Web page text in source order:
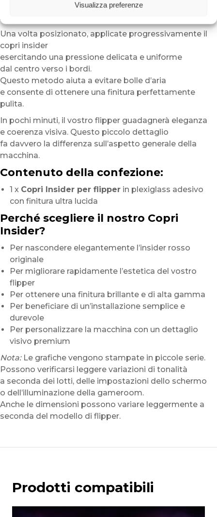
Visualizza preferenze
e ottimizza l’adesione.
Attenzione però a non surriscaldare mai il pezzo.
Una volta posizionato, applicate progressivamente il
copri insider
esercitando una pressione delicata e uniforme
dal centro verso i bordi.
Questo metodo aiuta a evitare bolle d’aria
e consente di ottenere una finitura perfettamente
pulita.
In pochi minuti, il vostro flipper guadagnerà eleganza
e coerenza visiva. Questo piccolo dettaglio
fa davvero la differenza sull’aspetto generale della
macchina.
Contenuto della confezione:
1 x Copri Insider per flipper in plexiglass adesivo
con finitura ultra lucida
Perché scegliere il nostro Copri
Insider?
Per nascondere elegantemente l’insider rosso
originale
Per migliorare rapidamente l’estetica del vostro
flipper
Per ottenere una finitura brillante e di alta gamma
Per beneficiare di un’installazione semplice e
durevole
Per personalizzare la macchina con un dettaglio
visivo premium
Nota:Le grafiche vengono stampate in piccole serie.
Possono verificarsi leggere variazioni di tonalità
a seconda dei lotti, delle impostazioni dello schermo
o dell’illuminazione della gameroom.
Anche le dimensioni possono variare leggermente a
seconda del modello di flipper.
Prodotti compatibili